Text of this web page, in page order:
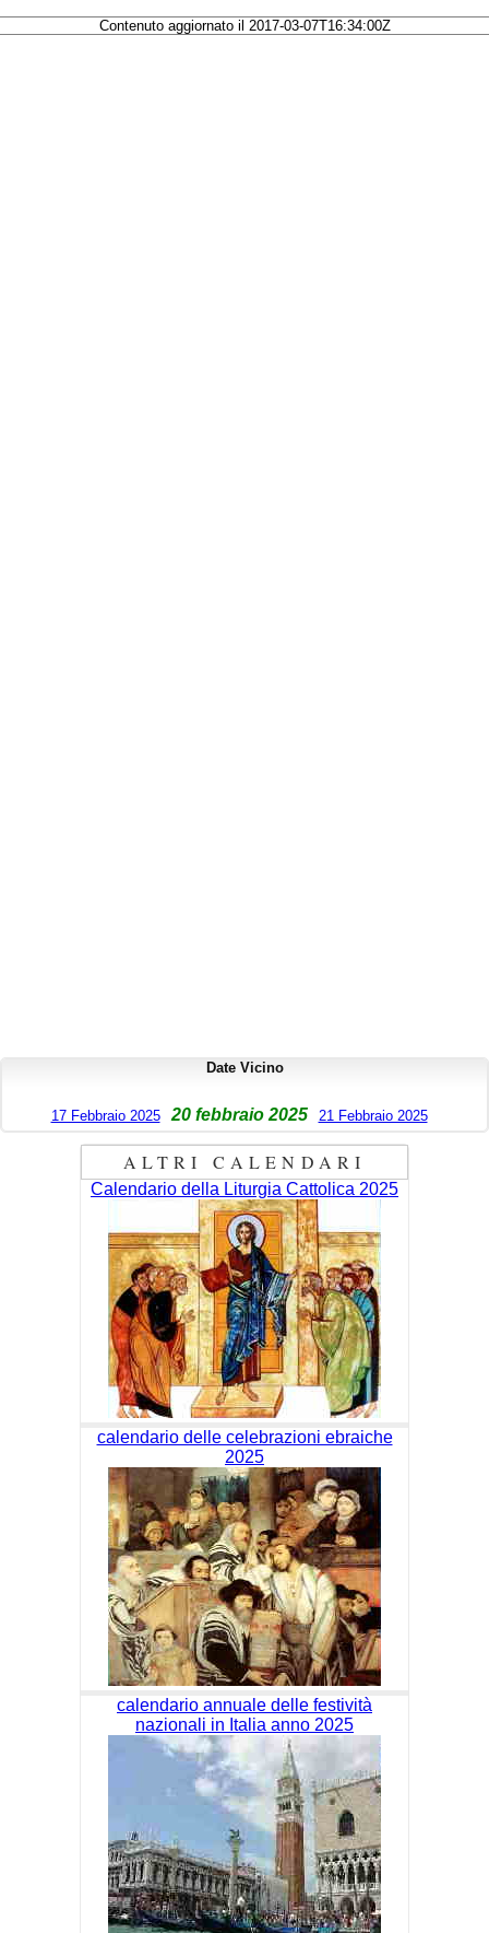
Contenuto aggiornato il 2017-03-07T16:34:00Z
Date Vicino
17 Febbraio 2025 20 febbraio 2025 21 Febbraio 2025
ALTRI CALENDARI
Calendario della Liturgia Cattolica 2025
calendario delle celebrazioni ebraiche
2025
calendario annuale delle festività
nazionali in Italia anno 2025